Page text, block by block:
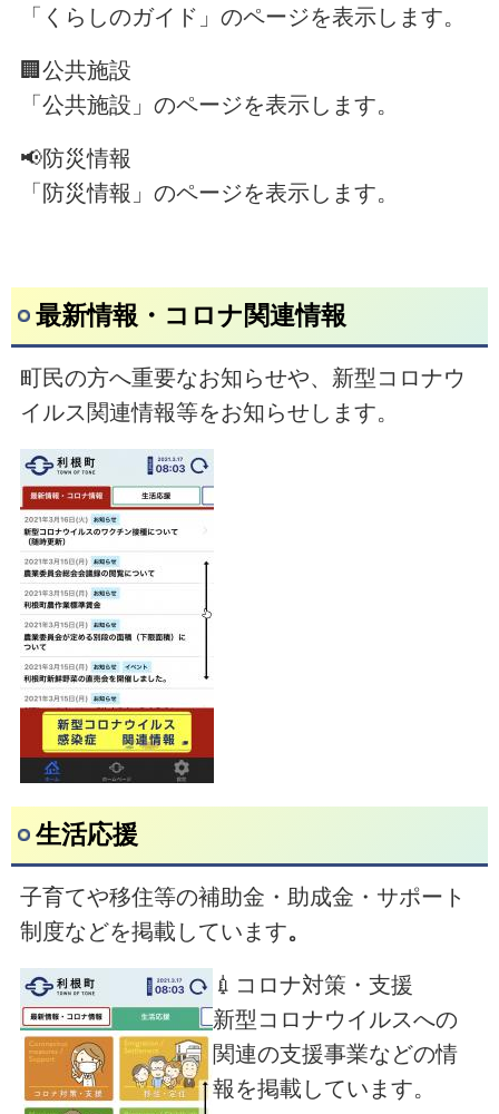
「くらしのガイド」のページを表示します。
🏢公共施設
「公共施設」のページを表示します。
📢防災情報
「防災情報」のページを表示します。
最新情報・コロナ関連情報
町民の方へ重要なお知らせや、新型コロナウ
イルス関連情報等をお知らせします。
生活応援
子育てや移住等の補助金・助成金・サポート
制度などを掲載しています。
💉コロナ対策・支援
新型コロナウイルスへの
関連の支援事業などの情
報を掲載しています。